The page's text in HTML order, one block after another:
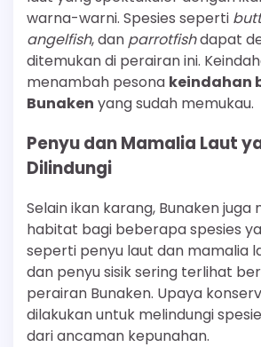
warna-warni. Spesies seperti
angelfish, dan parrotfishdapat
ditemukan di perairan ini.
menambah pesona keindahan
Bunaken yang sudah memukau.
Penyu dan Mamalia Laut
Dilindungi
Selain ikan karang, Bunaken juga
habitat bagi beberapa spesies
seperti penyu laut dan mamalia
dan penyu sisik sering terlihat
perairan Bunaken. Upaya
dilakukan untuk melindungi
dari ancaman kepunahan.